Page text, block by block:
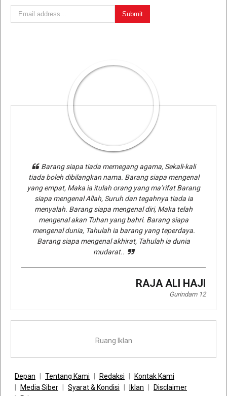
Barang siapa tiada memegang agama, Sekali-kali
tiada boleh dibilangkan nama. Barang siapa mengenal
yang empat, Maka ia itulah orang yang ma’rifat Barang
siapa mengenal Allah, Suruh dan tegahnya tiada ia
menyalah. Barang siapa mengenal diri, Maka telah
mengenal akan Tuhan yang bahri. Barang siapa
mengenal dunia, Tahulah ia barang yang teperdaya.
Barang siapa mengenal akhirat, Tahulah ia dunia
mudarat..
RAJA ALI HAJI
Gurindam 12
Ruang Iklan
Depan Tentang Kami Redaksi
Kontak Kami
Media Siber
Syarat & Kondisi Iklan
Disclaimer